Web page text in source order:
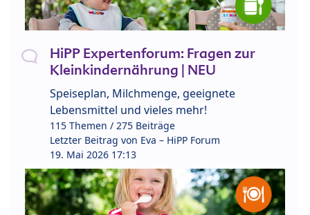
HiPP Expertenforum: Fragen zur
Kleinkindernährung | NEU
Speiseplan, Milchmenge, geeignete
Lebensmittel und vieles mehr!
115 Themen / 275 Beiträge
Letzter Beitrag von Eva – HiPP Forum
19. Mai 2026 17:13